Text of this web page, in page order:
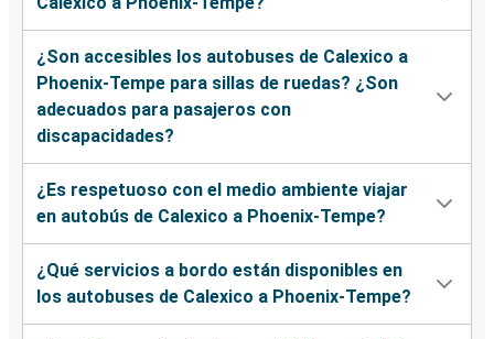
¿Son accesibles los autobuses de Calexico a
Phoenix-Tempe para sillas de ruedas? ¿Son
adecuados para pasajeros con
discapacidades?
¿Es respetuoso con el medio ambiente viajar
en autobús de Calexico a Phoenix-Tempe?
¿Qué servicios a bordo están disponibles en
los autobuses de Calexico a Phoenix-Tempe?